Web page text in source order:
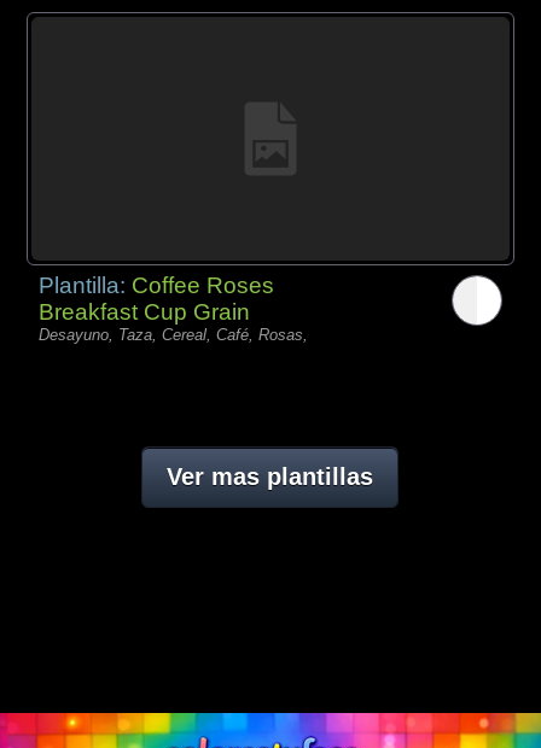
Plantilla: Coffee Roses
Breakfast Cup Grain
Desayuno, Taza, Cereal, Café, Rosas,
Ver mas plantillas